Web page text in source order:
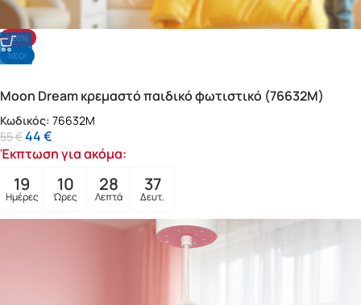
-20%
NΕΟ!
Moon Dream κρεμαστό παιδικό φωτιστικό (76632M)
Κωδικός: 76632M
55€44€
Έκπτωση για ακόμα:
19
Ημέρες
10
Ώρες
28
Λεπτά
35
Δευτ.